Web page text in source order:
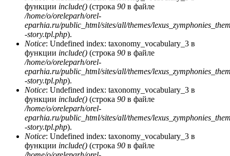
функции include() (строка 90 в файле
/home/o/oreleparh/orel-
eparhia.ru/public_html/sites/all/themes/
-story.tpl.php).
Notice: Undefined index: taxonomy_vocabulary_3 в
функции include() (строка 90 в файле
/home/o/oreleparh/orel-
eparhia.ru/public_html/sites/all/themes/
-story.tpl.php).
Notice: Undefined index: taxonomy_vocabulary_3 в
функции include() (строка 90 в файле
/home/o/oreleparh/orel-
eparhia.ru/public_html/sites/all/themes/
-story.tpl.php).
Notice: Undefined index: taxonomy_vocabulary_3 в
функции include() (строка 90 в файле